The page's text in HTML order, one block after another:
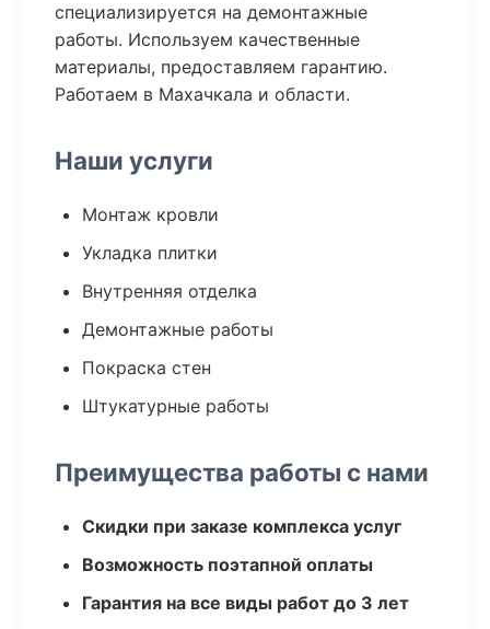
специализируется на демонтажные
работы. Используем качественные
материалы, предоставляем гарантию.
Работаем в Махачкала и области.
Наши услуги
Монтаж кровли
Укладка плитки
Внутренняя отделка
Демонтажные работы
Покраска стен
Штукатурные работы
Преимущества работы с нами
Скидки при заказе комплекса услуг
Возможность поэтапной оплаты
Гарантия на все виды работ до 3 лет